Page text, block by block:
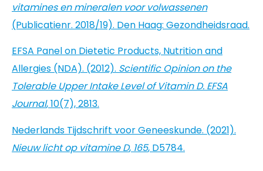
vitamines en mineralen voor volwassenen
(Publicatienr. 2018/19). Den Haag: Gezondheidsraad.
EFSA Panel on Dietetic Products, Nutrition and
Allergies (NDA). (2012). Scientific Opinion on the
Tolerable Upper Intake Level of Vitamin D. EFSA
Journal, 10(7), 2813.
Nederlands Tijdschrift voor Geneeskunde. (2021).
Nieuw licht op vitamine D, 165, D5784.